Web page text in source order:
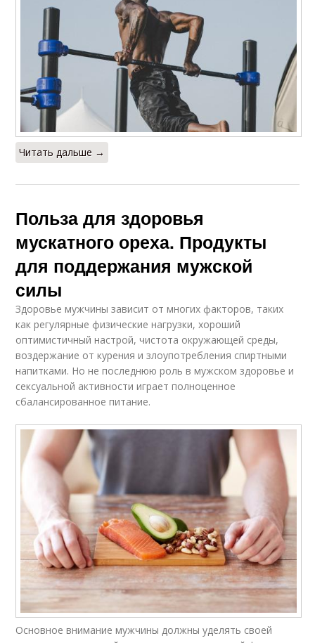
Читать дальше →
Польза для здоровья
мускатного ореха. Продукты
для поддержания мужской
силы
Здоровье мужчины зависит от многих факторов, таких
как регулярные физические нагрузки, хороший
оптимистичный настрой, чистота окружающей среды,
воздержание от курения и злоупотребления спиртными
напитками. Но не последнюю роль в мужском здоровье и
сексуальной активности играет полноценное
сбалансированное питание.
Основное внимание мужчины должны уделять своей